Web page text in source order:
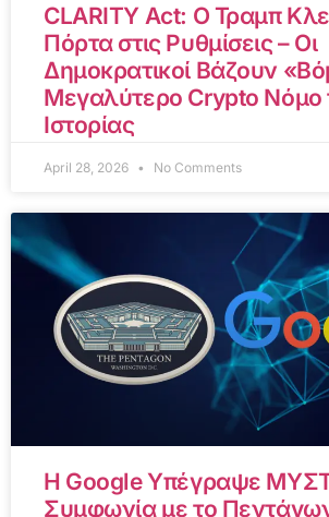
CLARITY Act: Ο Τραμπ
Πόρτα στις Ρυθμίσεις – Οι
Δημοκρατικοί Βάζουν
Μεγαλύτερο Crypto Νόμο
Ιστορίας
April 28, 2026 No Comments
Η Google Υπέγραψε
Συμφωνία με το